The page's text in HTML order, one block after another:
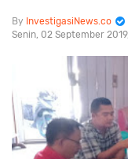
InvestigasiNews.co
Senin, 02 September 2019